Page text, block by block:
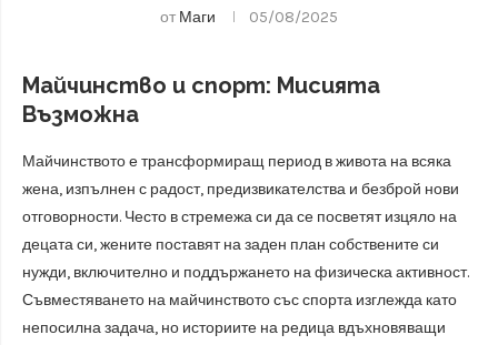
от Маги 05/08/2025
Майчинство и спорт: Мисията
Възможна
Майчинството е трансформиращ период в живота на всяка
жена, изпълнен с радост, предизвикателства и безброй нови
отговорности. Често в стремежа си да се посветят изцяло на
децата си, жените поставят на заден план собствените си
нужди, включително и поддържането на физическа активност.
Съвместяването на майчинството със спорта изглежда като
непосилна задача, но историите на редица вдъхновяващи